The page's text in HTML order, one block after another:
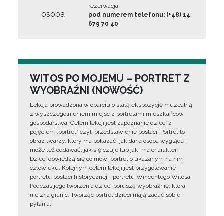
osoba
rezerwacja
pod numerem telefonu: (+48) 14
679 70 40
WITOS PO MOJEMU – PORTRET Z
WYOBRAŹNI (NOWOŚĆ)
Lekcja prowadzona w oparciu o stałą ekspozycję muzealną
z wyszczególnieniem miejsc z portretami mieszkańców
gospodarstwa. Celem lekcji jest zapoznanie dzieci z
pojęciem „portret” czyli przedstawienie postaci. Portret to
obraz twarzy, który ma pokazać, jak dana osoba wygląda i
może też oddawać, jak się czuje lub jaki ma charakter.
Dzieci dowiedzą się co mówi portret o ukazanym na nim
człowieku. Kolejnym celem lekcji jest przygotowanie
portretu postaci historycznej - portretu Wincentego Witosa.
Podczas jego tworzenia dzieci poruszą wyobraźnię, która
nie zna granic. Tworząc portret dzieci mają zadać sobie
pytania: